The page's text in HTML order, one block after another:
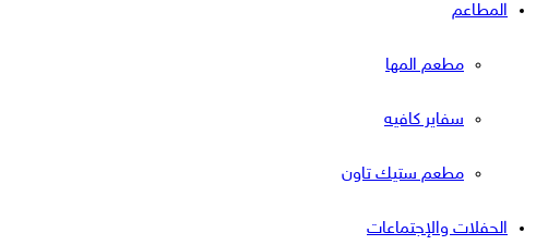
المطاعم
مطعم المها
سفاير كافيه
مطعم ستيك تاون
الحفلات والإجتماعات